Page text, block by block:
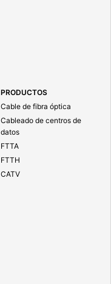
PRODUCTOS
Cable de fibra óptica
Cableado de centros de
datos
FTTA
FTTH
CATV